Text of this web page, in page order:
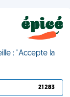
: "Accepte la
21 283